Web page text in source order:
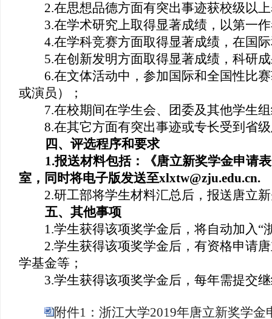
2.在思想品德方面有突出事迹获校级以
3.在学术研究上取得显著成绩，以第一
4.在学科竞赛方面取得显著成绩，在国
5.在创新发明方面取得显著成绩，科研
6.在文体活动中，参加国际和全国性比
或演员）；
7.在校期间在学生会、团委及其他学生
8.在其它方面有突出事迹或专长受到省
四、评选程序和要求
1.报送材料包括：《唐立新奖学金申请
室，同时将电子版发送至xlxtw@zju.edu.cn.
2.研工部将学生材料汇总后，报送唐立
五、其他事项
1.学生获得该项奖学金后，将自动加入“
2.学生获得该项奖学金后，有资格申请
学基金等；
3.学生获得该项奖学金后，每年需提交
附件1：浙江大学2019年唐立新奖学金